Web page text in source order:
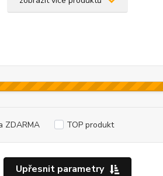
Upřesnit parametry
ZDARMA TOP produkt